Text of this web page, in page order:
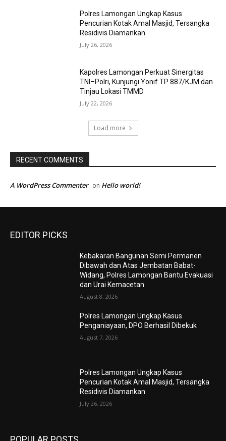
Polres Lamongan Ungkap Kasus
Pencurian Kotak Amal Masjid, Tersangka
Residivis Diamankan
July 26, 2026
Kapolres Lamongan Perkuat Sinergitas
TNI–Polri, Kunjungi Yonif TP 887/KJM dan
Tinjau Lokasi TMMD
July 22, 2026
Load more
RECENT COMMENTS
A WordPress Commenter on Hello world!
EDITOR PICKS
Kebakaran Bangunan Semi Permanen
Dibawah dan Atas Jembatan Babat-
Widang, Polres Lamongan Bantu Evakuasi
dan Urai Kemacetan
August 8, 2026
Polres Lamongan Ungkap Kasus
Penganiayaan, DPO Berhasil Dibekuk
August 7, 2026
Polres Lamongan Ungkap Kasus
Pencurian Kotak Amal Masjid, Tersangka
Residivis Diamankan
July 26, 2026